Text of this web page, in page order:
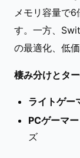
メモリ容量で6
す。一方、
の最適化、低
棲み分けとタ
ライトゲー
PCゲーマ
ズ